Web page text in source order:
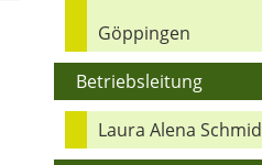
Göppingen
Betriebsleitung
Laura Alena Schmid